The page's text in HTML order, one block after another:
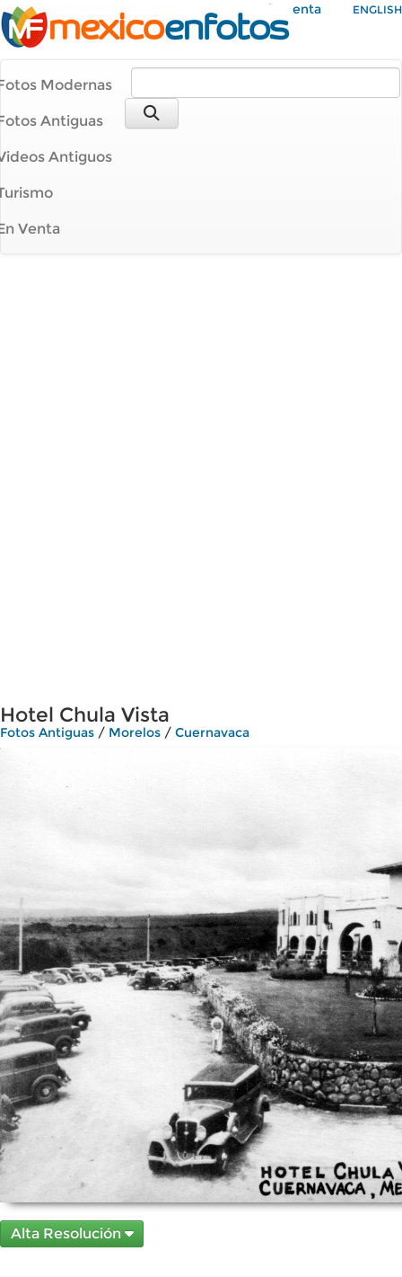
Mi Cuenta ENGLISH
Modernas
Antiguas
Antiguos
Venta
Hotel Chula Vista
Fotos Antiguas / Morelos / Cuernavaca
Alta Resolución